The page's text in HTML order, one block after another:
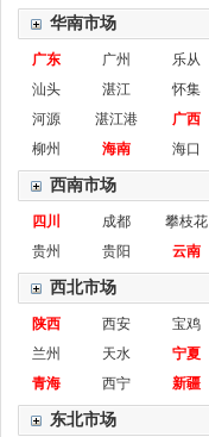
华南市场
广东 广州 乐从
汕头
湛江 怀集
河源
湛江港 广西
柳州
海南 海口
西南市场
四川 成都 攀枝花
贵州
贵阳 云南
西北市场
陕西 西安 宝鸡
兰州
天水 宁夏
青海
西宁 新疆
东北市场